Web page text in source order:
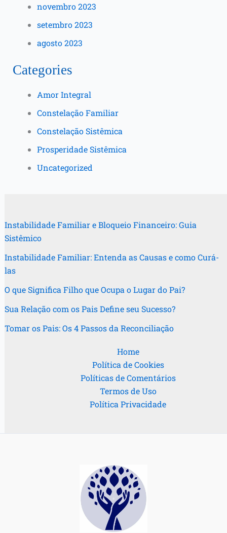
novembro 2023
setembro 2023
agosto 2023
Categories
Amor Integral
Constelação Familiar
Constelação Sistêmica
Prosperidade Sistêmica
Uncategorized
Instabilidade Familiar e Bloqueio Financeiro: Guia
Sistêmico
Instabilidade Familiar: Entenda as Causas e como Curá-
las
O que Significa Filho que Ocupa o Lugar do Pai?
Sua Relação com os Pais Define seu Sucesso?
Tomar os Pais: Os 4 Passos da Reconciliação
Home
Política de Cookies
Políticas de Comentários
Termos de Uso
Política Privacidade